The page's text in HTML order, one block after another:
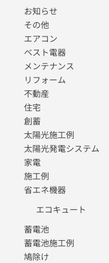
お知らせ
その他
エアコン
ベスト電器
メンテナンス
リフォーム
不動産
住宅
創蓄
太陽光施工例
太陽光発電システム
家電
施工例
省エネ機器
エコキュート
蓄電池
蓄電池施工例
鳩除け